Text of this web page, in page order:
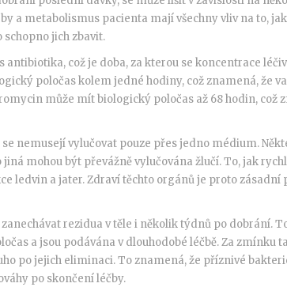
a metabolismus pacienta mají všechny vliv na to,
schopno jich zbavit.
což je doba, za kterou se koncentrace
poločas kolem jedné hodiny, což znamená, že
může mít biologický poločas až 68 hodin, což
nemusejí vylučovat pouze přes jedno médium.
mohou být převážně vylučována žlučí. To, jak
ledvin a jater. Zdraví těchto orgánů je proto zásadní
rezidua v těle i několik týdnů po dobrání.
a jsou podávána v dlouhodobé léčbě. Za zmínku
po jejich eliminaci. To znamená, že příznivé
po skončení léčby.